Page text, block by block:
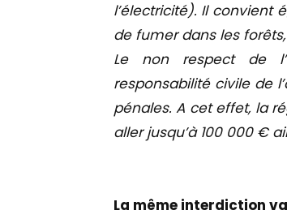
l’électricité). Il convient
de fumer dans les
Le non respect de
responsabilité civile de
pénales. A cet effet, la
aller jusqu’à 100 000 €
La même interdiction